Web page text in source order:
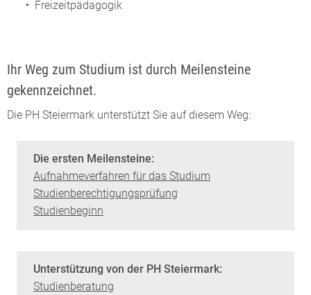
Freizeitpädagogik
Ihr Weg zum Studium ist durch Meilensteine
gekennzeichnet.
Die PH Steiermark unterstützt Sie auf diesem Weg:
Die ersten Meilensteine:
Aufnahmeverfahren für das Studium
Studienberechtigungsprüfung
Studienbeginn
Unterstützung von der PH Steiermark:
Studienberatung